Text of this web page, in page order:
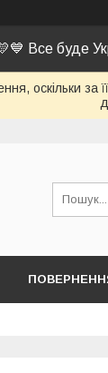
Все буде
оскільки